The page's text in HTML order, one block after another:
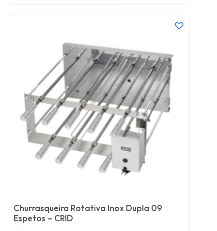
Churrasqueira Rotativa Inox Dupla 09
Espetos – CRID